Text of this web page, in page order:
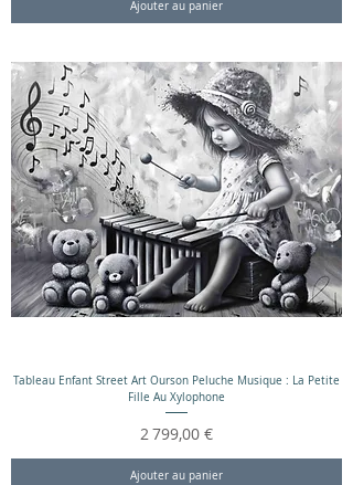
Ajouter au panier
Tableau Enfant Street Art Ourson Peluche Musique : La Petite
Fille Au Xylophone
Prix
2 799,00 €
Ajouter au panier